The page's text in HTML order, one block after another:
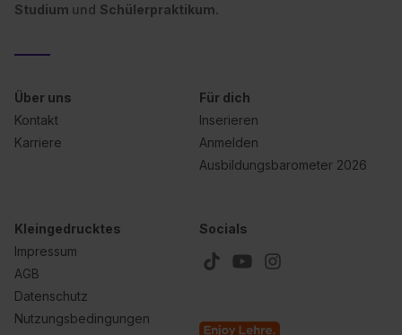
Studium und Schülerpraktikum.
Über uns
Kontakt
Karriere
Für dich
Inserieren
Anmelden
Ausbildungsbarometer 2026
Kleingedrucktes
Impressum
AGB
Datenschutz
Nutzungsbedingungen
Socials